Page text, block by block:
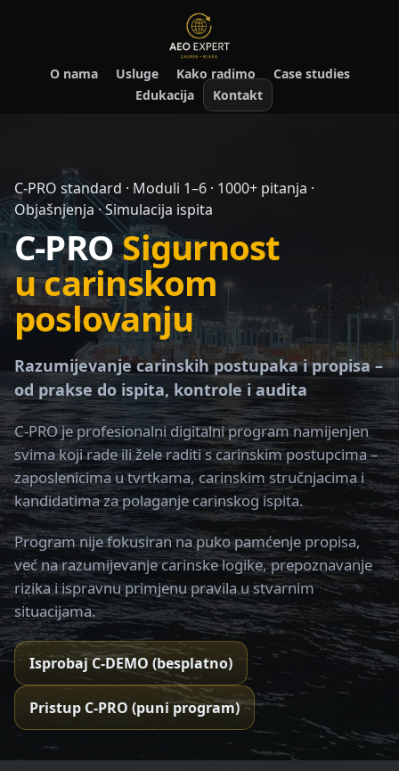
O nama Usluge Kako radimo
Case studies
Edukacija
Kontakt
C-PRO standard · Moduli 1–6 · 1000+ pitanja ·
Objašnjenja · Simulacija ispita
C-PROSigurnost
u carinskom
poslovanju
Razumijevanje carinskih postupaka i propisa –
od prakse do ispita, kontrole i audita
C-PRO je profesionalni digitalni program namijenjen
svima koji rade ili žele raditi s carinskim postupcima –
zaposlenicima u tvrtkama, carinskim stručnjacima i
kandidatima za polaganje carinskog ispita.
Program nije fokusiran na puko pamćenje propisa,
već na razumijevanje carinske logike, prepoznavanje
rizika i ispravnu primjenu pravila u stvarnim
situacijama.
Isprobaj C-DEMO (besplatno)
Pristup C-PRO (puni program)